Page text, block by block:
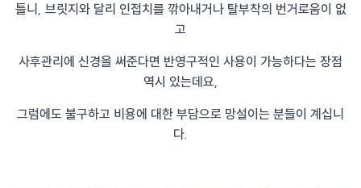
틀니, 브릿지와 달리 인접치를 깎아내거나 탈부착의 번거로움이 없
고
사후관리에 신경을 써준다면 반영구적인 사용이 가능하다는 장점
역시 있는데요,
그럼에도 불구하고 비용에 대한 부담으로 망설이는 분들이 계십니
다.